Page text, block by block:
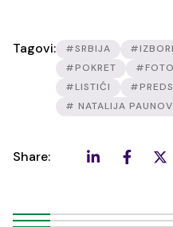
Tagovi: #SRBIJA #IZBORI
#POKRET
#LISTIĆI
# NATALIJA
Share: